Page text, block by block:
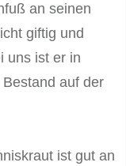
an seinen
giftig und
uns ist er in
auf der
ist gut an